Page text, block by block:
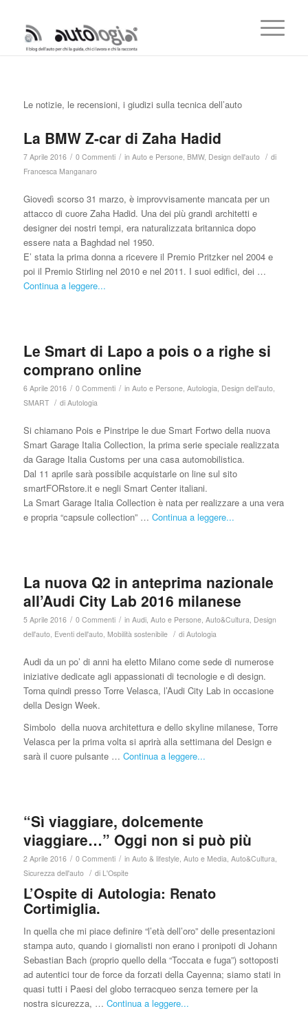
Le notizie, le recensioni, i giudizi sulla tecnica dell’auto
La BMW Z-car di Zaha Hadid
7 Aprile 2016 / 0 Commenti / in Auto e Persone, BMW, Design dell'auto / di
Francesca Manganaro
Giovedì scorso 31 marzo, è improvvisamente mancata per un
attacco di cuore Zaha Hadid. Una dei più grandi architetti e
designer dei nostri tempi, era naturalizzata britannica dopo
essere nata a Baghdad nel 1950.
E’ stata la prima donna a ricevere il Premio Pritzker nel 2004 e
poi il Premio Stirling nel 2010 e nel 2011. I suoi edifici, dei …
Continua a leggere...
Le Smart di Lapo a pois o a righe si
comprano online
6 Aprile 2016 / 0 Commenti / in Auto e Persone, Autologia, Design dell'auto,
SMART / di Autologia
Si chiamano Pois e Pinstripe le due Smart Fortwo della nuova
Smart Garage Italia Collection, la prima serie speciale realizzata
da Garage Italia Customs per una casa automobilistica.
Dal 11 aprile sarà possibile acquistarle on line sul sito
smartFORstore.it e negli Smart Center italiani.
La Smart Garage Italia Collection è nata per realizzare a una vera
e propria “capsule collection” … Continua a leggere...
La nuova Q2 in anteprima nazionale
all’Audi City Lab 2016 milanese
5 Aprile 2016 / 0 Commenti / in Audi, Auto e Persone, Auto&Cultura, Design
dell'auto, Eventi dell'auto, Mobilità sostenibile / di Autologia
Audi da un po’ di anni ha eletto Milano come sede di numerose
iniziative dedicate agli appassionati di tecnologie e di design.
Torna quindi presso Torre Velasca, l’Audi City Lab in occasione
della Design Week.
Simbolo della nuova architettura e dello skyline milanese, Torre
Velasca per la prima volta si aprirà alla settimana del Design e
sarà il cuore pulsante … Continua a leggere...
“Sì viaggiare, dolcemente
viaggiare…” Oggi non si può più
2 Aprile 2016 / 0 Commenti / in Auto & lifestyle, Auto e Media, Auto&Cultura,
Sicurezza dell'auto / di L'Ospite
L’Ospite di Autologia: Renato
Cortimiglia.
In quella che mi piace definire “l’età dell’oro” delle presentazioni
stampa auto, quando i giornalisti non erano i pronipoti di Johann
Sebastian Bach (proprio quello della “Toccata e fuga”) sottoposti
ad autentici tour de force da forzati della Cayenna; siamo stati in
quasi tutti i Paesi del globo terracqueo senza temere per la
nostra sicurezza, … Continua a leggere...